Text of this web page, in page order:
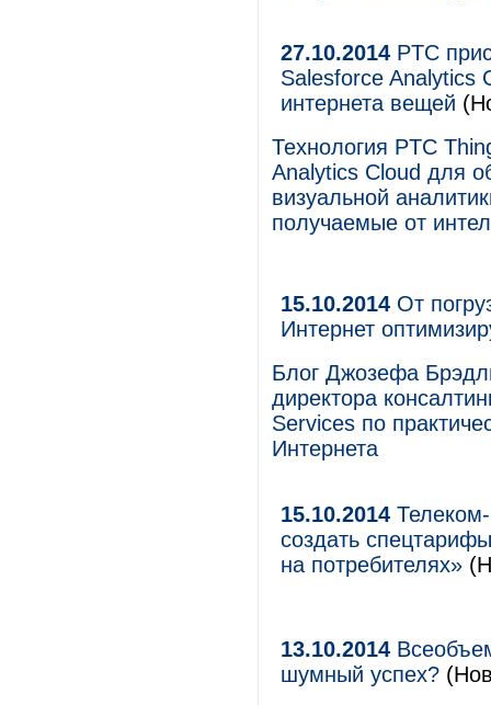
27.10.2014 PTC
Salesforce Analytics
интернета вещей
Технология PTC
Analytics Cloud для
визуальной
получаемые от
15.10.2014 От
Интернет
Блог Джозефа
директора
Services по
Интернета
15.10.2014
создать
на потребителях»
13.10.2014
шумный успех?